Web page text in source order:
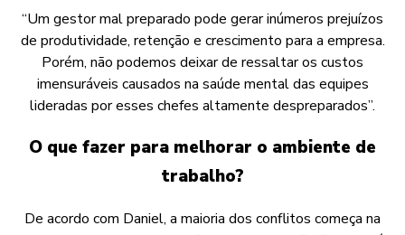
“Um gestor mal preparado pode gerar inúmeros prejuízos
de produtividade, retenção e crescimento para a empresa.
Porém, não podemos deixar de ressaltar os custos
imensuráveis causados na saúde mental das equipes
lideradas por esses chefes altamente despreparados”.
O que fazer para melhorar o ambiente de
trabalho?
De acordo com Daniel, a maioria dos conflitos começa na